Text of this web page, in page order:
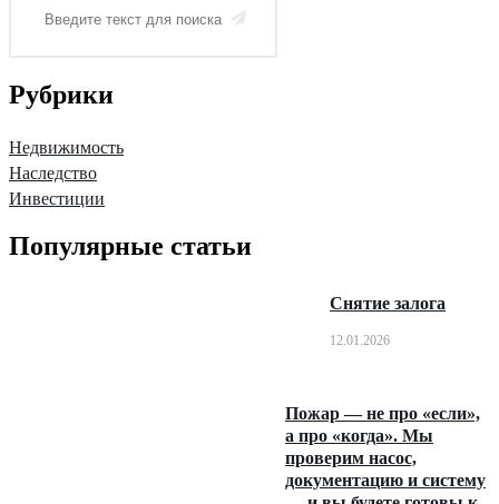
Рубрики
Недвижимость
Наследство
Инвестиции
Популярные статьи
Снятие залога
12.01.2026
Пожар — не про «если»,
а про «когда». Мы
проверим насос,
документацию и систему